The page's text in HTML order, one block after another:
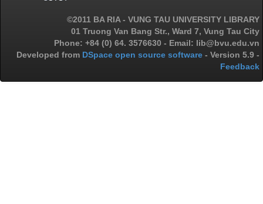
©2011 BA RIA - VUNG TAU UNIVERSITY LIBRARY
01 Truong Van Bang Str., Ward 7, Vung Tau City
Phone: +84 (0) 64. 3576630 - Email: lib@bvu.edu.vn
Developed from DSpace open source software - Version 5.9 -
Feedback